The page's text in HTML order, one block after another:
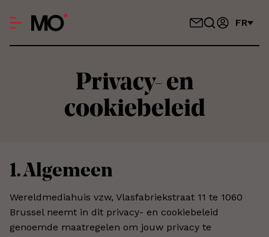
FR
Privacy- en
cookiebeleid
1. Algemeen
Wereldmediahuis vzw, Vlasfabriekstraat 11 te 1060
Brussel neemt in dit privacy- en cookiebeleid
genoemde maatregelen om jouw privacy te